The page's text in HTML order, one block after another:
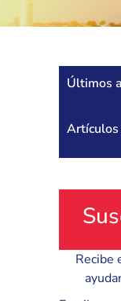
Últimos
Artículos
Recibe